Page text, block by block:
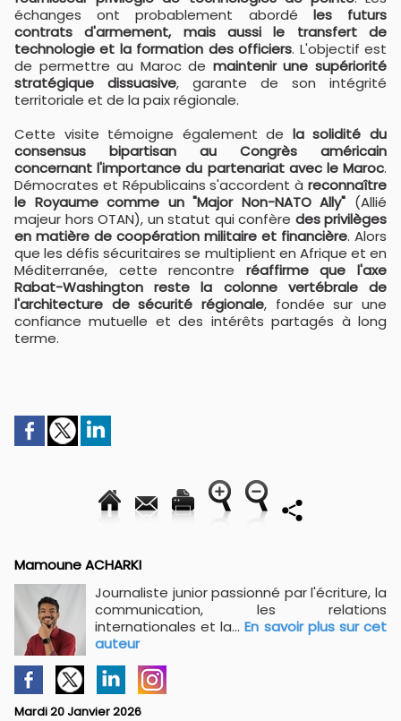
échanges ont probablement abordé les futurs
contrats d'armement, mais aussi le transfert de
technologie et la formation des officiers. L'objectif est
de permettre au Maroc de maintenir une supériorité
stratégique dissuasive, garante de son intégrité
territoriale et de la paix régionale.
Cette visite témoigne également de la solidité du
consensus bipartisan au Congrès américain
concernant l'importance du partenariat avec le Maroc.
Démocrates et Républicains s'accordent à reconnaître
le Royaume comme un "Major Non-NATO Ally" (Allié
majeur hors OTAN), un statut qui confère des privilèges
en matière de coopération militaire et financière. Alors
que les défis sécuritaires se multiplient en Afrique et en
Méditerranée, cette rencontre réaffirme que l'axe
Rabat-Washington reste la colonne vertébrale de
l'architecture de sécurité régionale, fondée sur une
confiance mutuelle et des intérêts partagés à long
terme.
Mamoune ACHARKI
Journaliste junior passionné par l'écriture, la
communication, les relations
internationales et la...En savoir plus sur cet
auteur
Mardi 20 Janvier 2026